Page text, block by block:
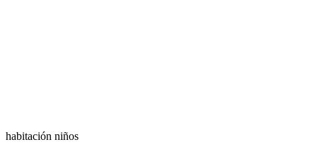
habitación niños